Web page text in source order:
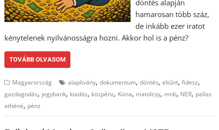
döntés alapján
hamarosan több száz,
de inkább ezer iratot
kénytelenek nyilvánosságra hozni. Akkor hol is a pénz?
TOVÁBB OLVASOM
Magyarország alapítvány,dokumentum,döntés,eltűnt,fidesz,
gazdagodás, jegybank, kiadás, közpénz, Kúria, matolcsy, mnb, NER, pallas
athéné, pénz